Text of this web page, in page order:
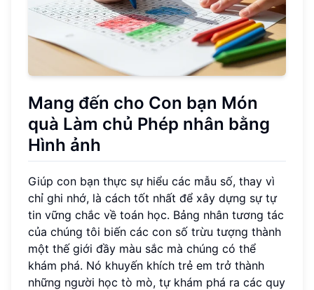
Mang đến cho Con bạn Món
quà Làm chủ Phép nhân bằng
Hình ảnh
Giúp con bạn thực sự hiểu các mẫu số, thay vì
chỉ ghi nhớ, là cách tốt nhất để xây dựng sự tự
tin vững chắc về toán học. Bảng nhân tương tác
của chúng tôi biến các con số trừu tượng thành
một thế giới đầy màu sắc mà chúng có thể
khám phá. Nó khuyến khích trẻ em trở thành
những người học tò mò, tự khám phá ra các quy